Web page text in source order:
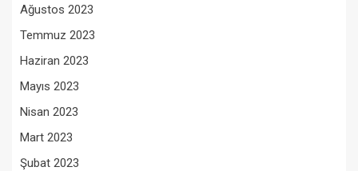
Ağustos 2023
Temmuz 2023
Haziran 2023
Mayıs 2023
Nisan 2023
Mart 2023
Şubat 2023